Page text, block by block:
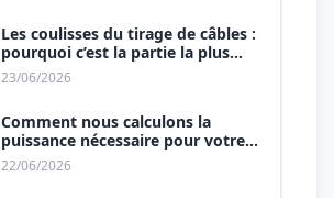
Les coulisses du tirage de câbles :
pourquoi c’est la partie la plus
physique du métier ?
23/06/2026
Comment nous calculons la
puissance nécessaire pour votre
nouvelle cuisine ?
22/06/2026